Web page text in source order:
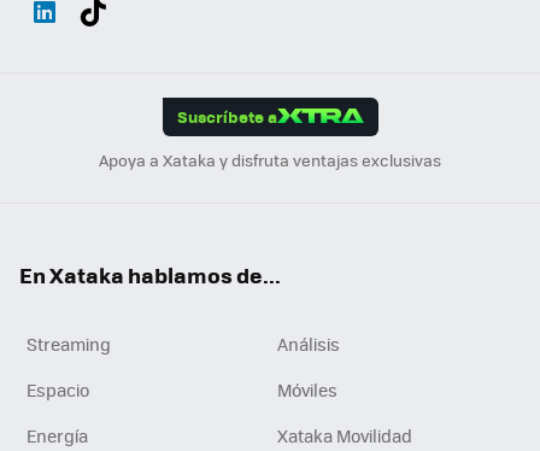
Suscríbete a
Apoya a Xataka y disfruta ventajas exclusivas
En Xataka hablamos de...
Streaming
Análisis
Espacio
Móviles
Energía
Xataka Movilidad